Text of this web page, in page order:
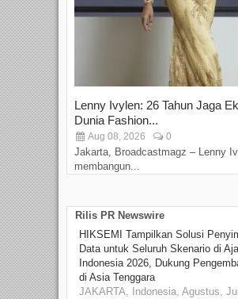
Lenny Ivylen: 26 Tahun Jaga
Dunia Fashion...
Aug 08, 2026 0
Jakarta, Broadcastmagz – Lenny
membangun...
Rilis PR Newswire
HIKSEMI Tampilkan Solusi
Data untuk Seluruh Skenario di
Indonesia 2026, Dukung
di Asia Tenggara
JAKARTA, Indonesia, Agustus,